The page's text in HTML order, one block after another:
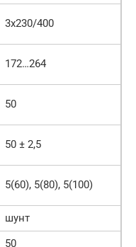
3х230/400
172…264
50
50 ± 2,5
5(60), 5(80), 5(100)
шунт
50